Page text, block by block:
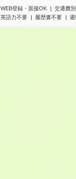
WEB登録・面接OK
交通費
英語力不要
履歴書不要 週